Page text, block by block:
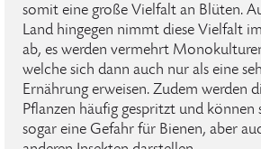
somit eine große Vielfalt an Blüten.
Land hingegen nimmt diese Vielfalt
ab, es werden vermehrt
welche sich dann auch nur als eine
Ernährung erweisen. Zudem werden
Pflanzen häufig gespritzt und können
sogar eine Gefahr für Bienen, aber